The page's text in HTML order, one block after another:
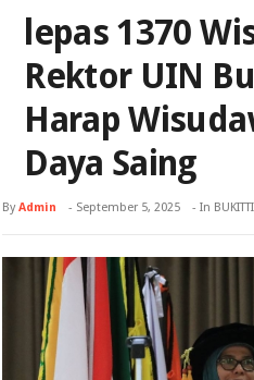
lepas 1370
Rektor UIN
Harap
Daya Saing
ByAdmin - September 5, 2025 - In